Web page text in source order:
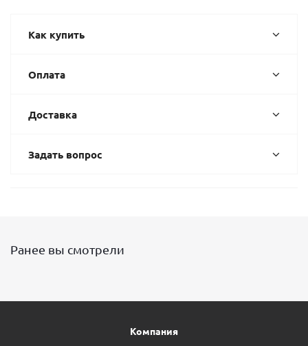
Как купить
Оплата
Доставка
Задать вопрос
Ранее вы смотрели
Компания